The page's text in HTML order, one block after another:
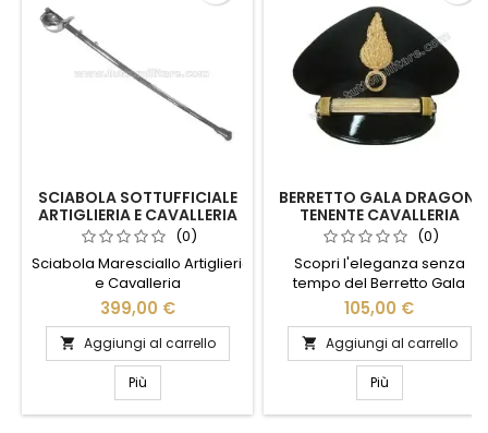
SCIABOLA SOTTUFFICIALE
ARTIGLIERIA E CAVALLERIA
(0)
Sciabola Maresciallo Artiglieria
e Cavalleria
399,00 €
 Aggiungi al carrello
Più
BERRETTO GALA DRAGONI
TENENTE CAVALLERIA
(0)
Scopri l'eleganza senza
tempo del Berretto Gala
Dragoni Tenente Cavalleria.
Realizzato con materiali di
alta qualità, questo berretto
unisce tradizione e stile
moderno, perfetto per chi
desidera distinguersi con
classe. Il design raffinato e i
105,00 €
 Aggiungi al carrello
Più